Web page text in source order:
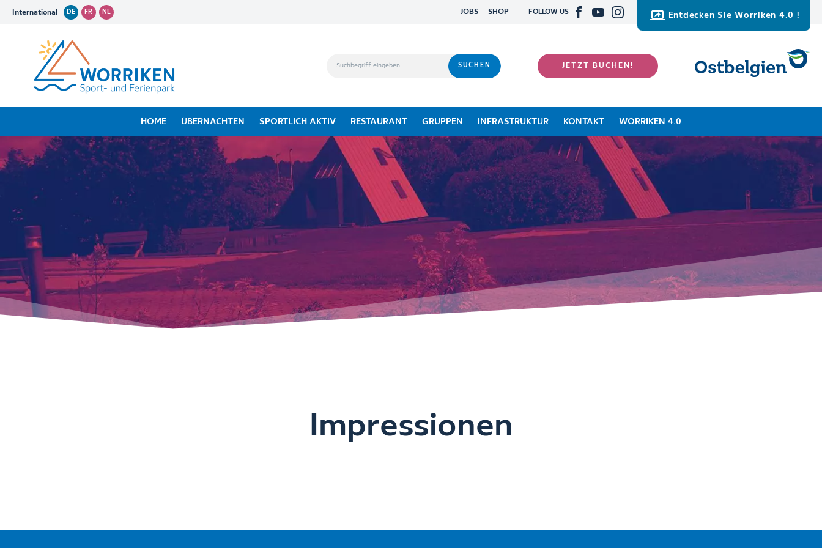
International DE FR NL JOBS SHOP FOLLOW US Entdecken Sie Worriken 4.0 !
JETZT BUCHEN!
HOME ÜBERNACHTEN SPORTLICH AKTIV RESTAURANT GRUPPEN INFRASTRUKTUR KONTAKT WORRIKEN 4.0
Impressionen